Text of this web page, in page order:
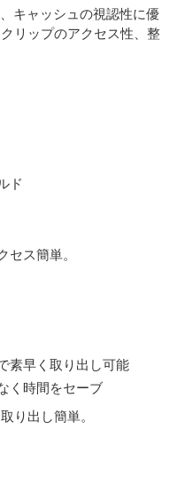
キャッシュの視認性に優
リップのアクセス性、整
ド
ス簡単。
素早く取り出し可能
く時間をセーブ
り出し簡単。